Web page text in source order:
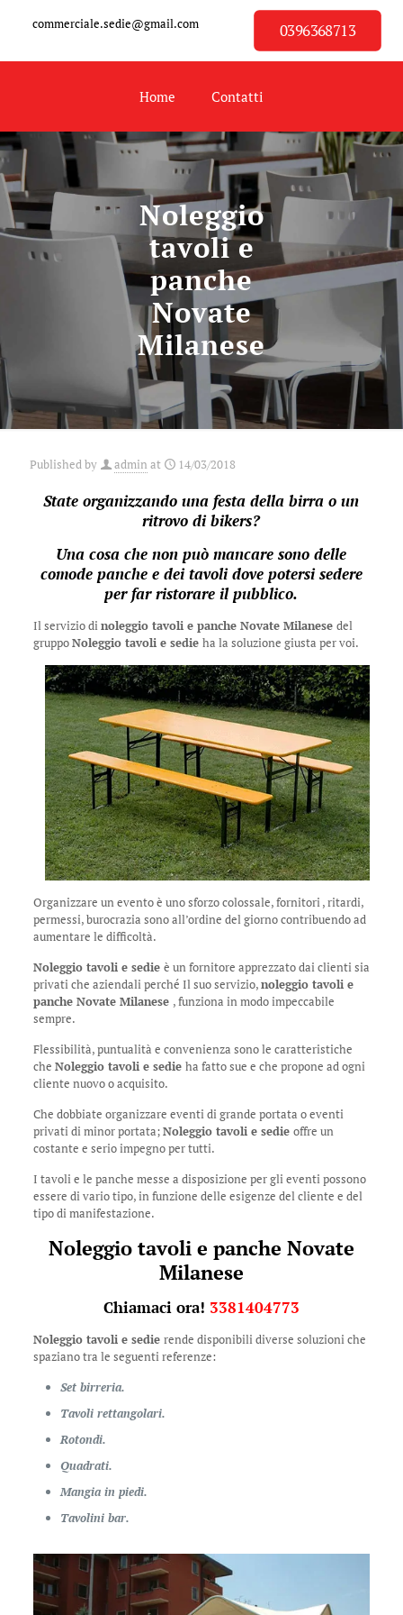
commerciale.sedie@gmail.com 0396368713
Home Contatti
Noleggio
tavoli e
panche
Novate
Milanese
Published by admin at 14/03/2018
State organizzando una festa della birra o un
ritrovo di bikers?
Una cosa che non può mancare sono delle
comode panche e dei tavoli dove potersi sedere
per far ristorare il pubblico.
Il servizio dinoleggio tavoli e panche Novate Milanese del
gruppoNoleggio tavoli e sedie ha la soluzione giusta per voi.
Organizzare un evento è uno sforzo colossale, fornitori , ritardi,
permessi, burocrazia sono all’ordine del giorno contribuendo ad
aumentare le difficoltà.
Noleggio tavoli e sedie è un fornitore apprezzato dai clienti sia
privati che aziendali perché Il suo servizio,noleggio tavoli e
panche Novate Milanese , funziona in modo impeccabile
sempre.
Flessibilità, puntualità e convenienza sono le caratteristiche
che Noleggio tavoli e sedie ha fatto sue e che propone ad ogni
cliente nuovo o acquisito.
Che dobbiate organizzare eventi di grande portata o eventi
privati di minor portata;Noleggio tavoli e sedie offre un
costante e serio impegno per tutti.
I tavoli e le panche messe a disposizione per gli eventi possono
essere di vario tipo, in funzione delle esigenze del cliente e del
tipo di manifestazione.
Noleggio tavoli e panche Novate
Milanese
Chiamaci ora! 3381404773
Noleggio tavoli e sedie rende disponibili diverse soluzioni che
spaziano tra le seguenti referenze:
Set birreria.
Tavoli rettangolari.
Rotondi.
Quadrati.
Mangia in piedi.
Tavolini bar.